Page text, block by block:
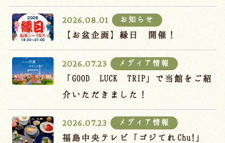
2026.08.01 お知らせ
【お盆企画】縁日 開催！
2026.07.23 メディア情報
「GOOD LUCK TRIP」で当館をご紹
介いただきました！
2026.07.23 メディア情報
福島中央テレビ「ゴジてれChu!」
会議・団体 吉川屋で過ごす特別な日
お知らせ よくあるご質問
予約確認・変更・キャンセル
キャンセルポリシー
宿泊約款
オンラインショップ